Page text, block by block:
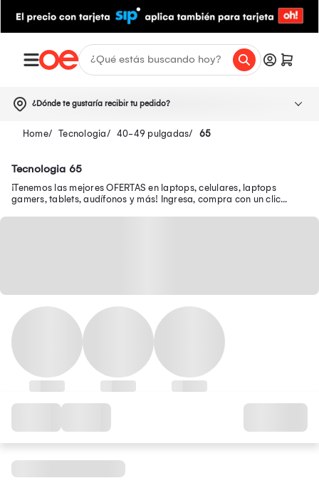
¿Dónde te gustaría recibir tu pedido?
Tecnologia 40-49 pulgadas 65
Tecnologia 65
¡Tenemos las mejores OFERTAS en laptops, celulares, laptops
gamers, tablets, audífonos y más! Ingresa, compra con un clic